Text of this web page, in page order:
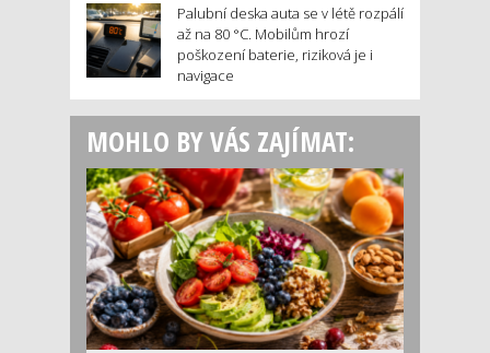
Palubní deska auta se v létě rozpálí
až na 80 °C. Mobilům hrozí
poškození baterie, riziková je i
navigace
MOHLO BY VÁS ZAJÍMAT: